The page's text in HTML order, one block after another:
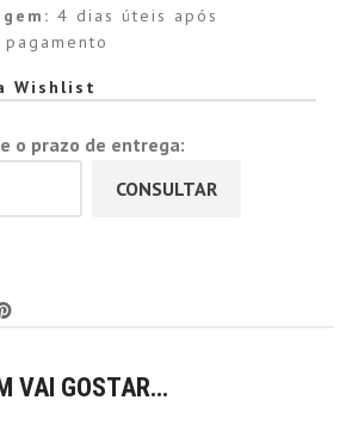
4 dias úteis após
Wishlist
o prazo de entrega:
CONSULTAR
VAI GOSTAR…